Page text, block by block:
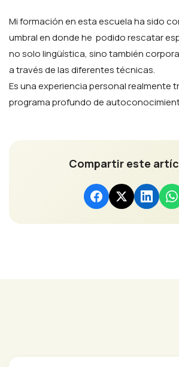
Mi formación en esta escuela ha sido
umbral en donde he podido rescatar
no solo lingüística, sino también
a través de las diferentes técnicas.
Es una experiencia personal realmente
programa profundo de
Compartir este